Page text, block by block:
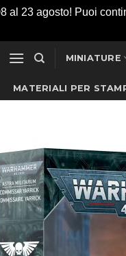
al 23 agosto! Puoi
MINIATURE
MATERIALI PER